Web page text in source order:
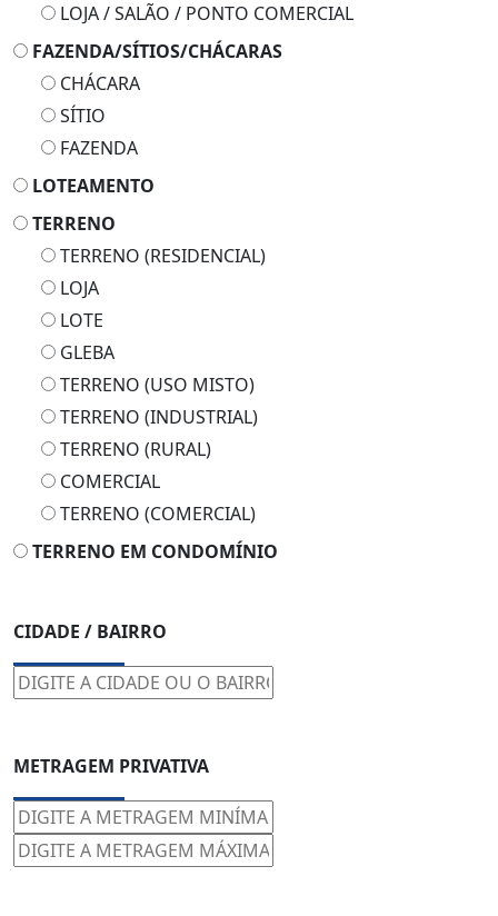
LOJA / SALÃO / PONTO COMERCIAL
FAZENDA/SÍTIOS/CHÁCARAS
CHÁCARA
SÍTIO
FAZENDA
LOTEAMENTO
TERRENO
TERRENO (RESIDENCIAL)
LOJA
LOTE
GLEBA
TERRENO (USO MISTO)
TERRENO (INDUSTRIAL)
TERRENO (RURAL)
COMERCIAL
TERRENO (COMERCIAL)
TERRENO EM CONDOMÍNIO
CIDADE / BAIRRO
METRAGEM PRIVATIVA